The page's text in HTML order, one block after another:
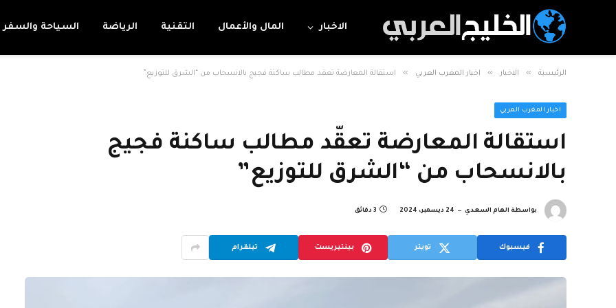
الاخبار المال والأعمال التقنية الرياضة السياحة والسفر
الرئيسية » الاخبار » اخبار المغرب العربي » استقالة المعارضة تعقّد مطالب ساكنة فجيج بالانسحاب من “الشرق للتوزيع”
اخبار المغرب العربي
استقالة المعارضة تعقّد مطالب ساكنة فجيج
بالانسحاب من “الشرق للتوزيع”
بواسطة الهام السعدي 24 ديسمبر، 2024 3 دقائق
فيسبوك تويتر بينتيريست تيلقرام